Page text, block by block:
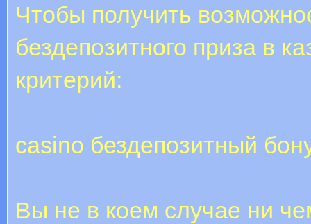
Чтобы получить
бездепозитного приза в
критерий:
casino бездепозитный
Вы не в коем случае ни